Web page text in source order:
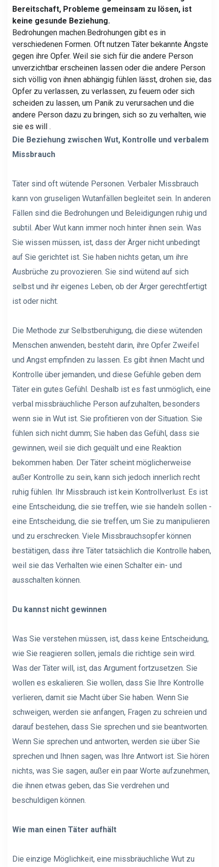
Bereitschaft, Probleme gemeinsam zu lösen, ist
keine gesunde Beziehung.
Bedrohungen machen.Bedrohungen gibt es in
verschiedenen Formen. Oft nutzen Täter bekannte Ängste
gegen ihre Opfer. Weil sie sich für die andere Person
unverzichtbar erscheinen lassen oder die andere Person
sich völlig von ihnen abhängig fühlen lässt, drohen sie, das
Opfer zu verlassen, zu verlassen, zu feuern oder sich
scheiden zu lassen, um Panik zu verursachen und die
andere Person dazu zu bringen, sich so zu verhalten, wie
sie es will .
Die Beziehung zwischen Wut, Kontrolle und verbalem
Missbrauch
Täter sind oft wütende Personen. Verbaler Missbrauch
kann von gruseligen Wutanfällen begleitet sein. In anderen
Fällen sind die Bedrohungen und Beleidigungen ruhig und
subtil. Aber Wut kann immer noch hinter ihnen sein. Was
Sie wissen müssen, ist, dass der Ärger nicht unbedingt
auf Sie gerichtet ist. Sie haben nichts getan, um ihre
Ausbrüche zu provozieren. Sie sind wütend auf sich
selbst und ihr eigenes Leben, ob der Ärger gerechtfertigt
ist oder nicht.
Die Methode zur Selbstberuhigung, die diese wütenden
Menschen anwenden, besteht darin, ihre Opfer Zweifel
und Angst empfinden zu lassen. Es gibt ihnen Macht und
Kontrolle über jemanden, und diese Gefühle geben dem
Täter ein gutes Gefühl. Deshalb ist es fast unmöglich, eine
verbal missbräuchliche Person aufzuhalten, besonders
wenn sie in Wut ist. Sie profitieren von der Situation. Sie
fühlen sich nicht dumm; Sie haben das Gefühl, dass sie
gewinnen, weil sie dich gequält und eine Reaktion
bekommen haben. Der Täter scheint möglicherweise
außer Kontrolle zu sein, kann sich jedoch innerlich recht
ruhig fühlen. Ihr Missbrauch ist kein Kontrollverlust. Es ist
eine Entscheidung, die sie treffen, wie sie handeln sollen -
eine Entscheidung, die sie treffen, um Sie zu manipulieren
und zu erschrecken. Viele Missbrauchsopfer können
bestätigen, dass ihre Täter tatsächlich die Kontrolle haben,
weil sie das Verhalten wie einen Schalter ein- und
ausschalten können.
Du kannst nicht gewinnen
Was Sie verstehen müssen, ist, dass keine Entscheidung,
wie Sie reagieren sollen, jemals die richtige sein wird.
Was der Täter will, ist, das Argument fortzusetzen. Sie
wollen es eskalieren. Sie wollen, dass Sie Ihre Kontrolle
verlieren, damit sie Macht über Sie haben. Wenn Sie
schweigen, werden sie anfangen, Fragen zu schreien und
darauf bestehen, dass Sie sprechen und sie beantworten.
Wenn Sie sprechen und antworten, werden sie über Sie
sprechen und Ihnen sagen, was Ihre Antwort ist. Sie hören
nichts, was Sie sagen, außer ein paar Worte aufzunehmen,
die ihnen etwas geben, das Sie verdrehen und
beschuldigen können.
Wie man einen Täter aufhält
Die einzige Möglichkeit, eine missbräuchliche Wut zu